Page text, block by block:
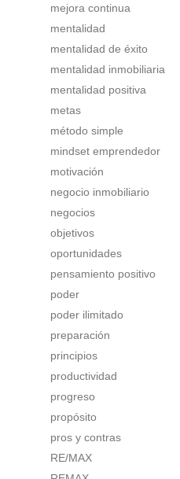
mejora continua
mentalidad
mentalidad de éxito
mentalidad inmobiliaria
mentalidad positiva
metas
método simple
mindset emprendedor
motivación
negocio inmobiliario
negocios
objetivos
oportunidades
pensamiento positivo
poder
poder ilimitado
preparación
principios
productividad
progreso
propósito
pros y contras
RE/MAX